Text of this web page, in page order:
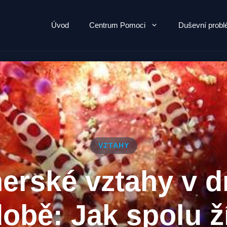
Úvod Centrum Pomoci Duševní
VZTAHY
vztahy v
Jak spolu